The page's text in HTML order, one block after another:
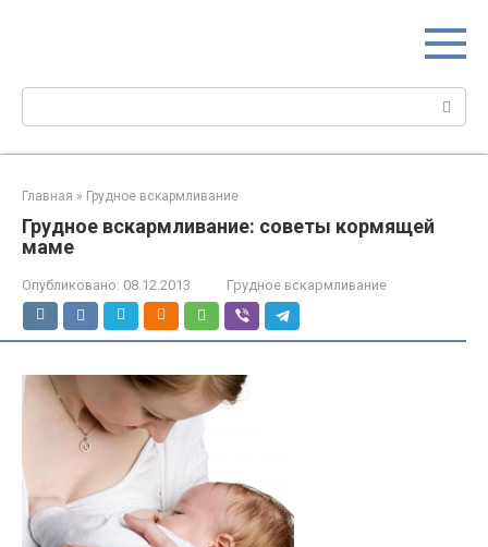
Поиск:
Главная » Грудное вскармливание
Грудное вскармливание: советы кормящей
маме
Опубликовано: 08.12.2013 Грудное вскармливание